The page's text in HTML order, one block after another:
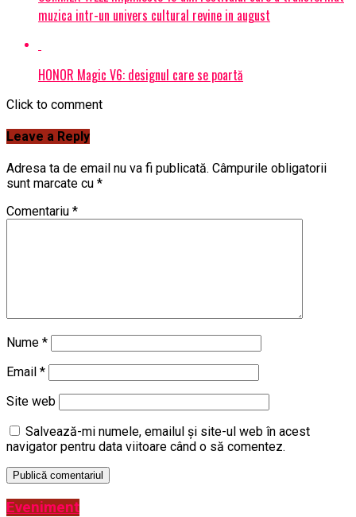
muzica intr-un univers cultural revine in august
HONOR Magic V6: designul care se poartă
Click to comment
Leave a Reply
Adresa ta de email nu va fi publicată. Câmpurile obligatorii
sunt marcate cu *
Comentariu *
Nume *
Email *
Site web
Salvează-mi numele, emailul și site-ul web în acest
navigator pentru data viitoare când o să comentez.
Eveniment